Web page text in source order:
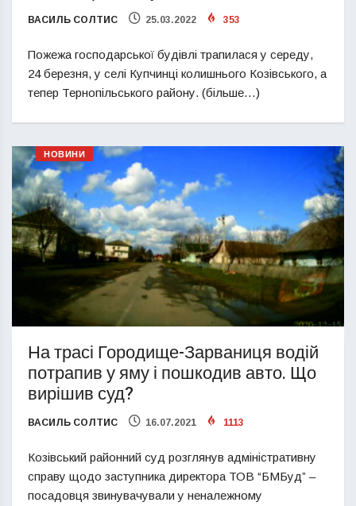
ВАСИЛЬ СОЛТИС 25.03.2022 353
Пожежа господарської будівлі трапилася у середу,
24 березня, у селі Купчинці колишнього Козівського, а
тепер Тернопільського району. (більше…)
НОВИНИ
На трасі Городище-Зарваниця водій
потрапив у яму і пошкодив авто. Що
вирішив суд?
ВАСИЛЬ СОЛТИС 16.07.2021 1113
Козівський районний суд розглянув адміністративну
справу щодо заступника директора ТОВ “БМБуд” –
посадовця звинувачували у неналежному